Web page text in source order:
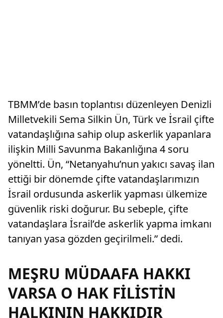
TBMM’de basın toplantısı düzenleyen Denizli
Milletvekili Sema Silkin Ün, Türk ve İsrail çifte
vatandaşlığına sahip olup askerlik yapanlara
ilişkin Milli Savunma Bakanlığına 4 soru
yöneltti. Ün, “Netanyahu’nun yakıcı savaş ilan
ettiği bir dönemde çifte vatandaşlarımızın
İsrail ordusunda askerlik yapması ülkemize
güvenlik riski doğurur. Bu sebeple, çifte
vatandaşlara İsrail’de askerlik yapma imkanı
tanıyan yasa gözden geçirilmeli.” dedi.
MEŞRU MÜDAAFA HAKKI
VARSA O HAK FİLİSTİN
HALKININ HAKKIDIR